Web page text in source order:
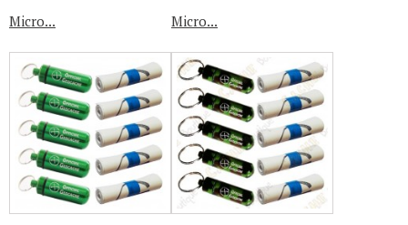
Micro... Micro...